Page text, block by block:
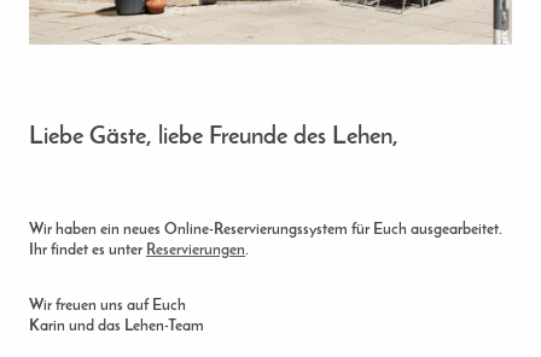
Liebe Gäste, liebe Freunde des Lehen,
Wir haben ein neues Online-Reservierungssystem für Euch ausgearbeitet.
Ihr findet es unter Reservierungen.
Wir freuen uns auf Euch
Karin und das Lehen-Team